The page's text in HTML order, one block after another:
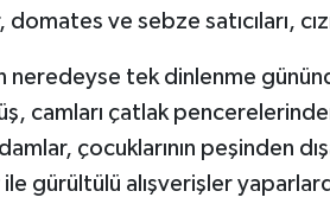
domates ve sebze satıcıları,
neredeyse tek dinlenme
camları çatlak
çocuklarının peşinden
ile gürültülü alışverişler